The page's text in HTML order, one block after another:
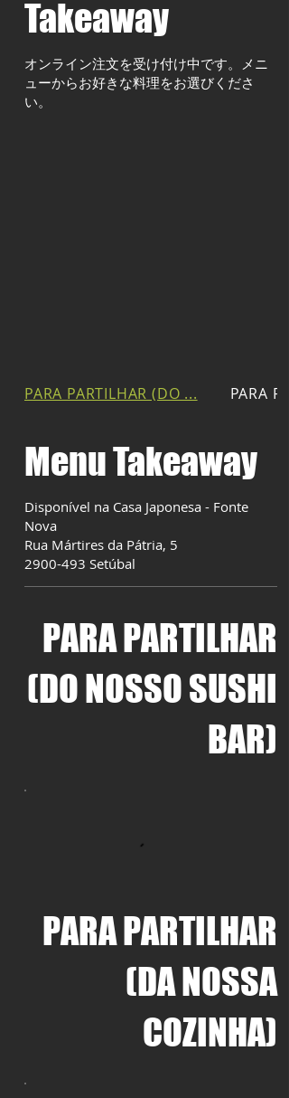
Takeaway
オンライン注文を受け付け中です。メニ
ューからお好きな料理をお選びくださ
い。
Menu Takeaway
Disponível na Casa Japonesa - Fonte
Nova
Rua Mártires da Pátria, 5
2900-493 Setúbal
PARA PARTILHAR
(DO NOSSO SUSHI
BAR)
PARA PARTILHAR
(DA NOSSA
COZINHA)
PARA PARTILHAR (DO ... PARA